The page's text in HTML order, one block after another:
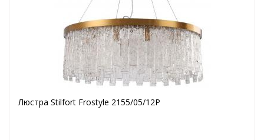
Люстра Stilfort Frostyle 2155/05/12P